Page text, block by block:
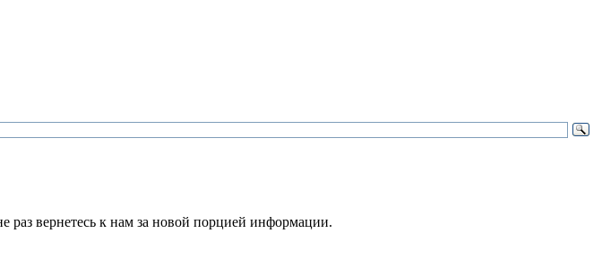
вернетесь к нам за новой порцией информации.